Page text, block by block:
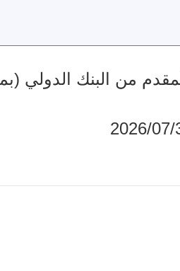
البنك الدولي (بملايين